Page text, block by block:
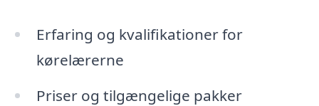
Erfaring og kvalifikationer for
kørelærerne
Priser og tilgængelige pakker